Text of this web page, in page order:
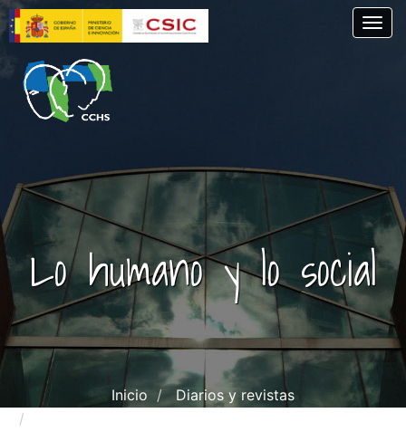
Pasar
al
contenido
principal
Lo humano y lo social
Inicio
Diarios y revistas